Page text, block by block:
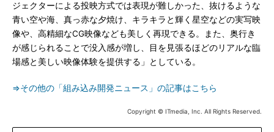
ジェクターによる投映方式では表現が難しかった、抜けるような
青い空や海、真っ赤な夕焼け、キラキラと輝く星空などの実写映
像や、高精細なCG映像なども美しく再現できる。また、奥行き
が感じられることで没入感が増し、目を見張るほどのリアルな臨
場感と美しい映像体験を提供する」としている。
⇒その他の「組み込み開発ニュース」の記事はこちら
Copyright © ITmedia, Inc. All Rights Reserved.